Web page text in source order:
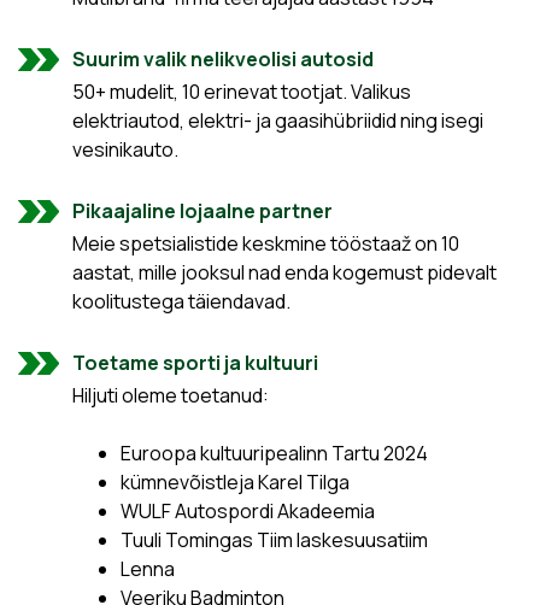
Suurim valik nelikveolisi autosid
50+ mudelit, 10 erinevat tootjat. Valikus
elektriautod, elektri- ja gaasihübriidid ning isegi
vesinikauto.
Pikaajaline lojaalne partner
Meie spetsialistide keskmine tööstaaž on 10
aastat, mille jooksul nad enda kogemust pidevalt
koolitustega täiendavad.
Toetame sporti ja kultuuri
Hiljuti oleme toetanud:
Euroopa kultuuripealinn Tartu 2024
kümnevõistleja Karel Tilga
WULF Autospordi Akadeemia
Tuuli Tomingas Tiim laskesuusatiim
Lenna
Veeriku Badminton